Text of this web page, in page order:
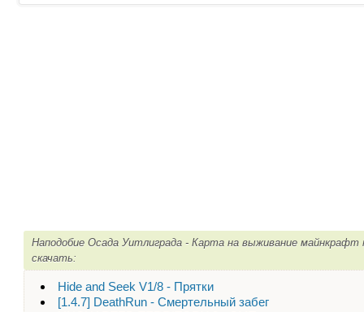
Наподобие Осада Уитлиграда - Карта на выживание майнкрафт
скачать:
Hide and Seek V1/8 - Прятки
[1.4.7] DeathRun - Смертельный забег